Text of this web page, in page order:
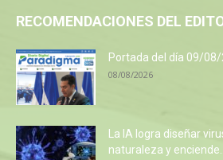
RECOMENDACIONES DEL
Portada del día 09/
08/08/2026
La IA logra diseñar
naturaleza y